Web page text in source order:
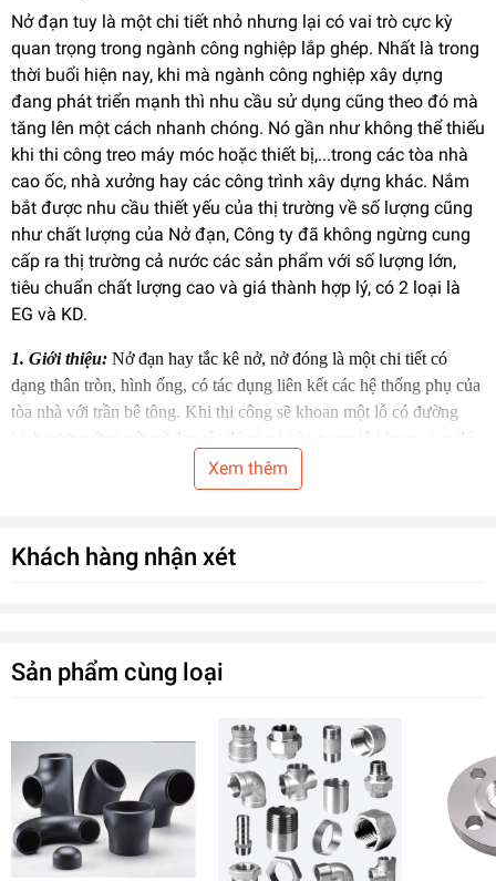
Nở đạn tuy là một chi tiết nhỏ nhưng lại có vai trò cực kỳ
quan trọng trong ngành công nghiệp lắp ghép. Nhất là trong
thời buổi hiện nay, khi mà ngành công nghiệp xây dựng
đang phát triển mạnh thì nhu cầu sử dụng cũng theo đó mà
tăng lên một cách nhanh chóng. Nó gần như không thể thiếu
khi thi công treo máy móc hoặc thiết bị,...trong các tòa nhà
cao ốc, nhà xưởng hay các công trình xây dựng khác. Nắm
bắt được nhu cầu thiết yếu của thị trường về số lượng cũng
như chất lượng của Nở đạn, Công ty đã không ngừng cung
cấp ra thị trường cả nước các sản phẩm với số lượng lớn,
tiêu chuẩn chất lượng cao và giá thành hợp lý, có 2 loại là
EG và KD.
1. Giới thiệu: Nở đạn hay tắc kê nở, nở đóng là một chi tiết có
dạng thân tròn, hình ống, có tác dụng liên kết các hệ thống phụ của
tòa nhà với trần bê tông. Khi thi công sẽ khoan một lỗ có đường
kính tương ứng với nở đạn rồi đóng nó vào trong lỗ khoan, sau đó
lắp ty ren để treo hệ thống khác. nó được sản xuất với nhiều kích
thước khác nhau tùy theo từng mục đích và nhu cầu sử dụng.
Loại EG
Xem thêm
Khách hàng nhận xét
Sản phẩm cùng loại